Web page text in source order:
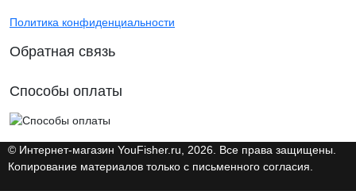
Политика конфиденциальности
Обратная связь
Способы оплаты
© Интернет-магазин YouFisher.ru, 2026. Все права защищены.
Копирование материалов только с письменного согласия.